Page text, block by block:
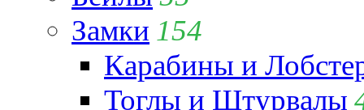
Замки 154
Карабины и
Тоглы и Штурвалы